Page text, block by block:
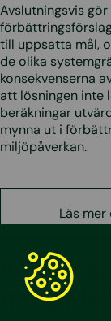
Avslutningsvis
till uppsatta mål,
de olika
konsekvenserna
att lösningen inte
beräkningar
mynna ut i
miljöpåverkan.
Läs